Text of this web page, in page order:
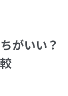
がいい？